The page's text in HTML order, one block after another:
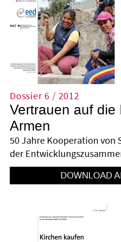
Dossier 6 / 2012
Vertrauen auf die
Armen
50 Jahre Kooperation von
der
WELT.DE/